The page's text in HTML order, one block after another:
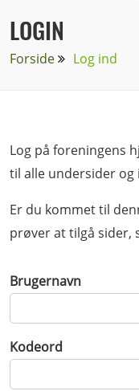
LOGIN
Forside Log ind
Log på foreningens
til alle undersider og
Er du kommet til
prøver at tilgå sider,
Brugernavn
Kodeord